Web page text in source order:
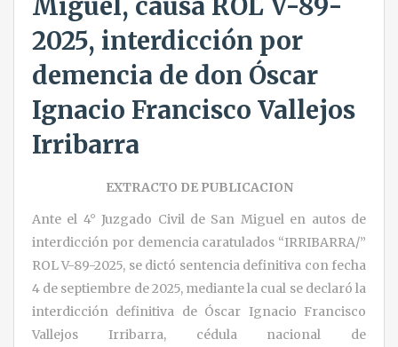
2025, interdicción por
demencia de don Óscar
Ignacio Francisco Vallejos
Irribarra
EXTRACTO DE PUBLICACION
Ante el 4° Juzgado Civil de San Miguel en autos de
interdicción por demencia caratulados “IRRIBARRA/”
ROL V-89-2025, se dictó sentencia definitiva con fecha
4 de septiembre de 2025, mediante la cual se declaró la
interdicción definitiva de Óscar Ignacio Francisco
Vallejos Irribarra, cédula nacional de